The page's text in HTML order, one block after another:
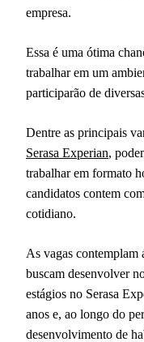
empresa.
Essa é uma ótima
trabalhar em um
participarão de
Dentre as principais
Serasa Experian,
trabalhar em formato
candidatos contem
cotidiano.
As vagas contemplam
buscam desenvolver
estágios no Serasa
anos e, ao longo do
desenvolvimento de